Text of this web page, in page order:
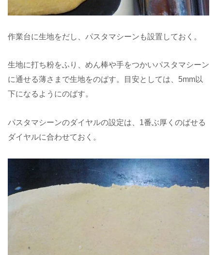
作業台に生地をだし、パスタマシーンも設置しておく。
生地に打ち粉をふり、めん棒や手をつかいパスタマシーン
に通せる薄さまで生地をのばす。目安としては、5mm以
下になるようにのばす。
パスタマシーンのダイヤルの設定は、1番ぶ厚くのばせる
ダイヤルに合わせておく。